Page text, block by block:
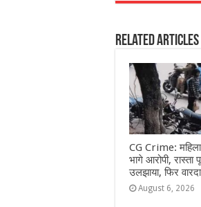
e
b
o
o
k
s
A
p
p
Related Articles
CG Crime:
भागे आरोपी, रास्ता
उलझाया, फिर
August 6, 2026